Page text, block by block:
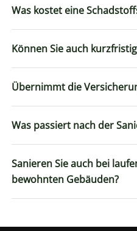
Was kostet eine
Können Sie auch
Übernimmt die
Was passiert nach der
Sanieren Sie auch bei
bewohnten Gebäuden?